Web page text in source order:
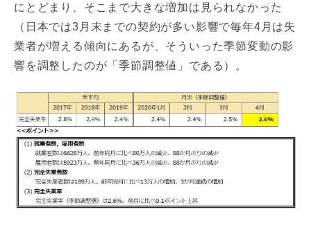
にとどまり、そこまで大きな増加は見られなかった
（日本では3月末までの契約が多い影響で毎年4月は失
業者が増える傾向にあるが、そういった季節変動の影
響を調整したのが「季節調整値」である）。